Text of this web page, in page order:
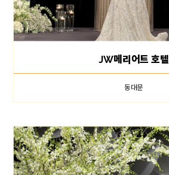
JW메리어트 호텔
동대문